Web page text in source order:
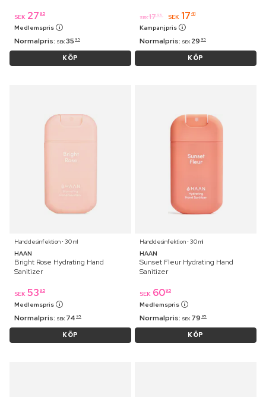
SEK 27 95
Medlemspris
Normalpris: SEK 35 95
KÖP
SEK 17 95 SEK 17 41
Kampanjpris
Normalpris: SEK 29 95
KÖP
Handdesinfektion ⋅ 30 ml
HAAN
Bright Rose Hydrating Hand
Sanitizer
SEK 53 95
Medlemspris
Normalpris: SEK 74 95
KÖP
Handdesinfektion ⋅ 30 ml
HAAN
Sunset Fleur Hydrating Hand
Sanitizer
SEK 6095
Medlemspris
Normalpris: SEK 79 95
KÖP